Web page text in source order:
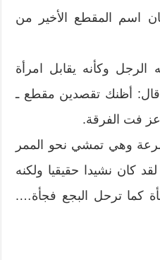
اسم المقطع الأخير من
وكأنه يقابل امرأة
أظنك تقصدين مقطع ـ
فت الفرقة.
وهي تمشي نحو الممر
كان نشيدا حقيقيا ولكنه
كما ترحل البجع فجأة….